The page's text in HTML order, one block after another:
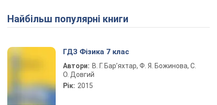
Play Video
Найбільш популярні книги
ГДЗ Фізика 7 клас
Автори: В. Г. Бар’яхтар, Ф. Я. Божинова, С.
О. Довгий
Рік: 2015